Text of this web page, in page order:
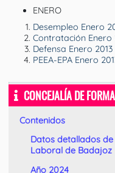
ENERO
Desempleo Enero
Contratación Enero
Defensa Enero 2013
PEEA-EPA Enero
CONCEJALÍA DE
Contenidos
Datos detallados
Laboral de Badajoz
Año 2024